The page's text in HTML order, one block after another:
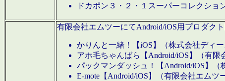
ドカポン３・２・１スーパーコレクショ
有限会社エムツーにてAndroid/iOS用プロダク
かりんと一緒！【iOS】（株式会社ディ
アホ毛ちゃんばら【Android/iOS】（有限
パックマンダッシュ！【Android/iOS】（
E-mote【Android/iOS】（有限会社エムツ